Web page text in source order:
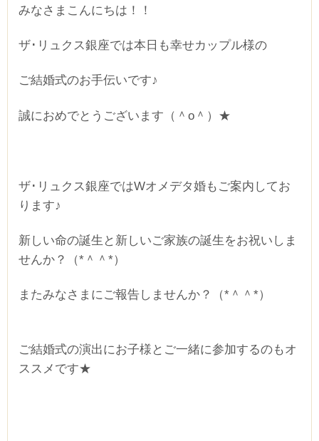
みなさまこんにちは！！
ザ･リュクス銀座では本日も幸せカップル様の
ご結婚式のお手伝いです♪
誠におめでとうございます（＾o＾）★
ザ･リュクス銀座ではWオメデタ婚もご案内してお
ります♪
新しい命の誕生と新しいご家族の誕生をお祝いしま
せんか？（*＾＾*）
またみなさまにご報告しませんか？（*＾＾*）
ご結婚式の演出にお子様とご一緒に参加するのもオ
ススメです★